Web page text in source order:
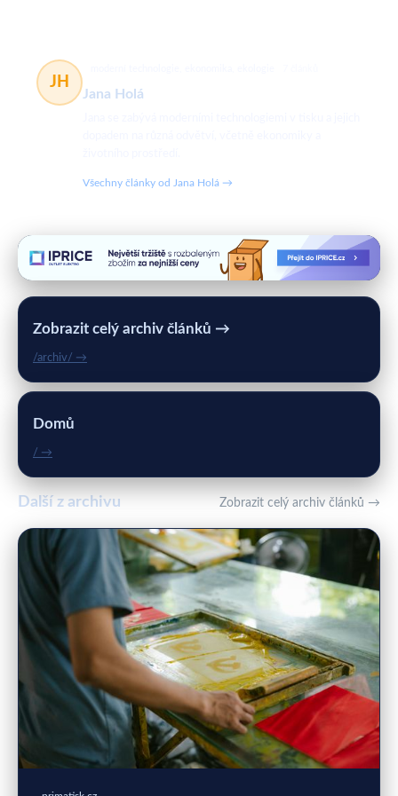
JH
Jana Holá
Všechny články od Jana Holá →
Zobrazit celý archiv článků →
/archiv/ →
Domů
/ →
Další z archivu Zobrazit celý archiv článků →